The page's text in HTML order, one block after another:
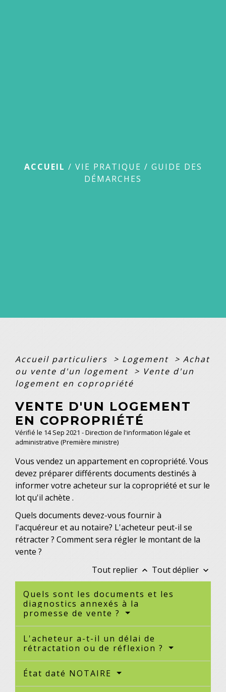
ACCUEIL / VIE PRATIQUE / GUIDE DES
DÉMARCHES
Accueil particuliers > Logement > Achat
ou vente d'un logement > Vente d'un
logement en copropriété
VENTE D'UN LOGEMENT
EN COPROPRIÉTÉ
Vérifié le 14 Sep 2021 - Direction de l'information légale et
administrative (Première ministre)
Vous vendez un appartement en copropriété. Vous
devez préparer différents documents destinés à
informer votre acheteur sur la copropriété et sur le
lot qu'il achète .
Quels documents devez-vous fournir à
l'acquéreur et au notaire? L'acheteur peut-il se
rétracter ? Comment sera régler le montant de la
vente ?
Tout replier keyboard_arrow_up Tout déplier keyboard_arrow_down
Quels sont les documents et les
diagnostics annexés à la
promesse de vente ?
L'acheteur a-t-il un délai de
rétractation ou de réflexion ?
État daté NOTAIRE